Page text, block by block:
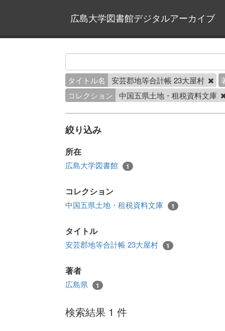
広島大学図書館デジタルアーカイブ
タイトル名 安芸郡地等合計帳 23大屋村
コレクション
中国五県土地・租税資料文庫
絞り込み
所在
広島大学図書館 1
コレクション
中国五県土地・租税資料文庫 1
タイトル
安芸郡地等合計帳 23大屋村 1
著者
広島県 1
検索結果 1 件